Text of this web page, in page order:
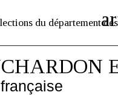
du département des